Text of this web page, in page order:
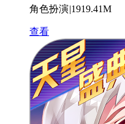
角色扮演|1919.41M
查看